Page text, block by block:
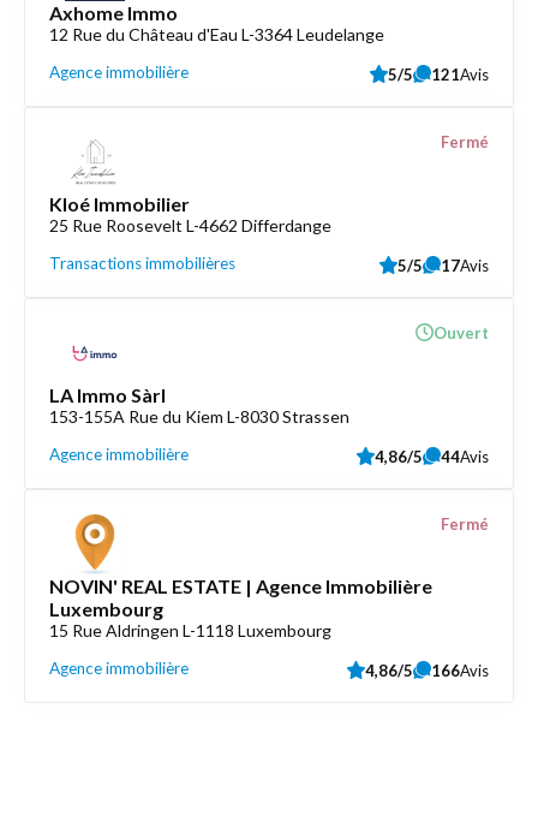
Axhome Immo
12 Rue du Château d'Eau L-3364 Leudelange
Agence immobilière 5/5 121Avis
Kloé Immobilier
25 Rue Roosevelt L-4662 Differdange
Transactions immobilières
Fermé
5/5 17Avis
LA Immo Sàrl
153-155A Rue du Kiem L-8030 Strassen
Agence immobilière
Ouvert
4,86/5 44Avis
NOVIN' REAL ESTATE | Agence Immobilière
Luxembourg
15 Rue Aldringen L-1118 Luxembourg
Agence immobilière
Fermé
4,86/5 166Avis